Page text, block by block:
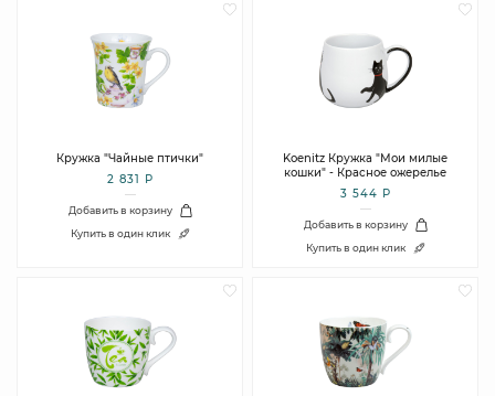
Кружка "Чайные птички"
2 831 Р
Добавить в корзину
Купить в один клик
Koenitz Кружка "Мои милые
кошки" - Красное ожерелье
3 544 Р
Добавить в корзину
Купить в один клик